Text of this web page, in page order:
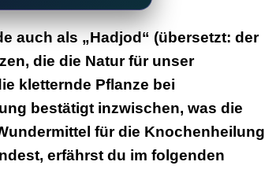
auch als „Hadjod“ (übersetzt: der
die die Natur für unser
kletternde Pflanze bei
bestätigt inzwischen, was die
für die Knochenheilung
erfährst du im folgenden